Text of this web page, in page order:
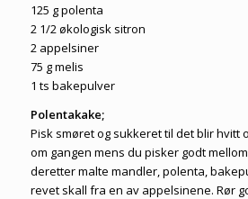
125 g polenta
2 1/2 økologisk sitron
2 appelsiner
75 g melis
1 ts bakepulver
Polentakake;
Pisk smøret og sukkeret til det blir hvitt
om gangen mens du pisker godt
deretter malte mandler, polenta,
revet skall fra en av appelsinene. Rør